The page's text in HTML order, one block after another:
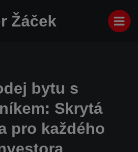
Žáček
bytu s
Skrytá
pro každého